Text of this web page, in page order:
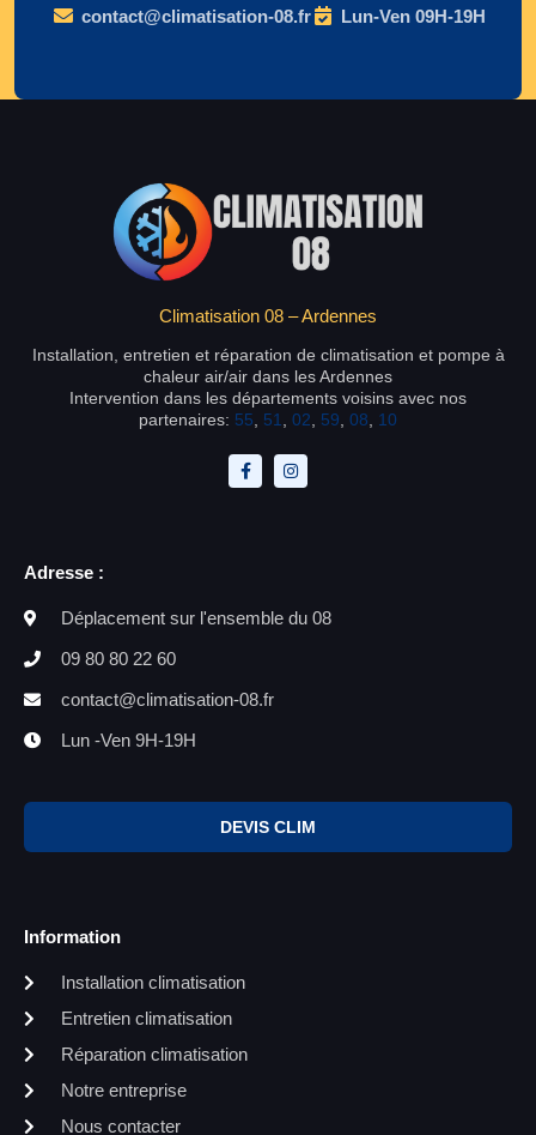
contact@climatisation-08.fr Lun-Ven 09H-19H
Climatisation 08 – Ardennes
Installation, entretien et réparation de climatisation et pompe à
chaleur air/air dans les Ardennes
Intervention dans les départements voisins avec nos
partenaires: 55 51 02 59 08 10
Adresse :
Déplacement sur l'ensemble du 08
09 80 80 22 60
contact@climatisation-08.fr
Lun -Ven 9H-19H
DEVIS CLIM
Information
Installation climatisation
Entretien climatisation
Réparation climatisation
Notre entreprise
Nous contacter